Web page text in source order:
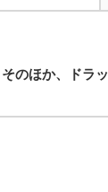
のほか、ドラ